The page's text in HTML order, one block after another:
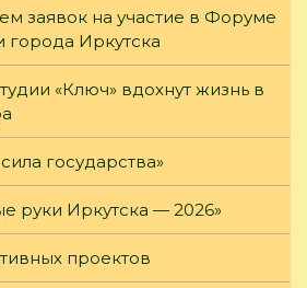
заявок на участие в Форуме
города Иркутска
«Ключ» вдохнут жизнь в
государства»
руки Иркутска — 2026»
проектов